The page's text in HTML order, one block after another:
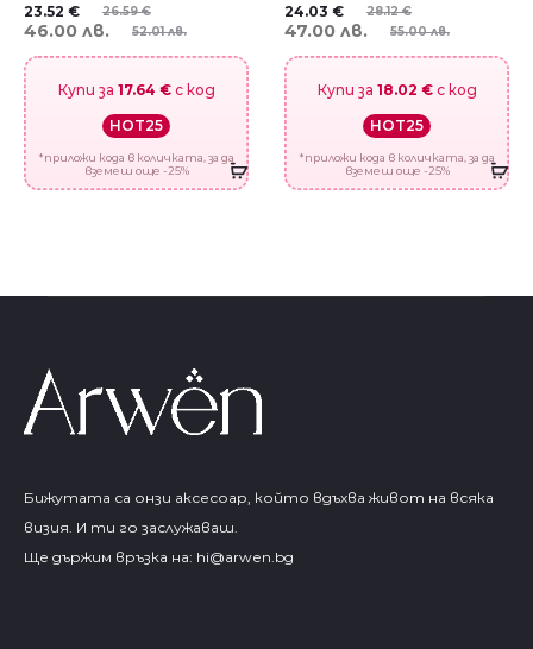
26.59€
23.52 €
52.01 лв.
46.00 лв.
Купи за 17.64 €с код
HOT25
*приложи кода в количката, за да
вземеш още -25%
28.12€
24.03 €
55.00 лв.
47.00 лв.
Купи за 18.02 €с код
HOT25
*приложи кода в количката, за да
вземеш още -25%
Бижутата са онзи аксесоар, който вдъхва живот на всяка
визия. И ти го заслужаваш.
Ще държим връзка на: hi@arwen.bg